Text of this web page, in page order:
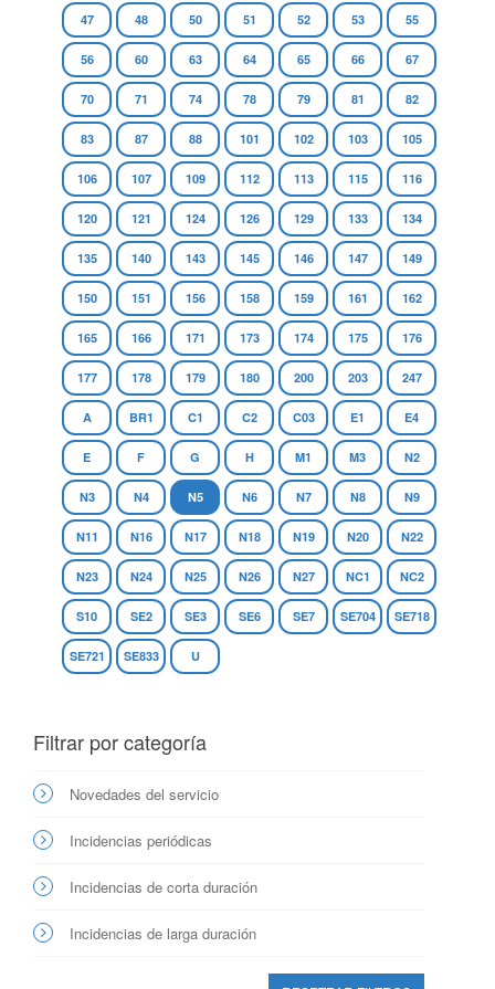
47 48 50 51 52 53 55
56 60 63 64 65 66 67
70 71 74 78 79 81 82
83 87 88 101 102 103 105
106 107 109 112 113 115 116
120 121 124 126 129 133 134
135 140 143 145 146 147 149
150 151 156 158 159 161 162
165 166 171 173 174 175 176
177 178 179 180 200 203 247
A BR1 C1 C2 C03 E1 E4
E F G H M1 M3 N2
N3 N4 N5 N6 N7 N8 N9
N11 N16 N17 N18 N19 N20 N22
N23 N24 N25 N26 N27 NC1 NC2
S10 SE2 SE3 SE6 SE7 SE704 SE718
SE721 SE833 U
Filtrar por categoría
Novedades del servicio
Incidencias periódicas
Incidencias de corta duración
Incidencias de larga duración